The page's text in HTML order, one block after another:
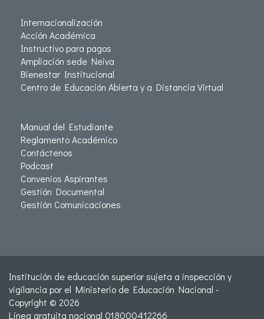
Internacionalización
Acción Académica
Instructivo para pagos
Ampliación sede Neiva
Bienestar Institucional
Centro de Educación Abierta y a Distancia Virtual
Manual del Estudiante
Reglamento Académico
Contáctenos
Podcast
Convenios Aspirantes
Gestión Documental
Gestión Comunicaciones
Institución de educación superior sujeta a inspección y
vigilancia por el Ministerio de Educación Nacional -
Copyright © 2026
Línea gratuita nacional 018000412266